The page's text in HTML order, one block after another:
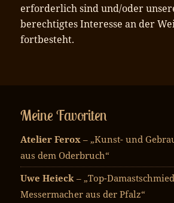
erforderlich sind und/oder
berechtigtes Interesse an der
fortbesteht.
Meine Favoriten
Atelier Ferox– „Kunst- und
aus dem Oderbruch“
Uwe Heieck – „Top-
Messermacher aus der Pfalz“